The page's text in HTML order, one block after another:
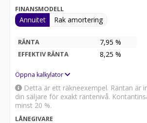
FINANSMODELL
Annuitet Rak amortering
RÄNTA 7,95 %
EFFEKTIV RÄNTA 8,25 %
Öppna kalkylator
Detta är ett räkneexempel. Räntan är
din säljare för exakt räntenivå.
minst 20 %.
LÅNEGIVARE